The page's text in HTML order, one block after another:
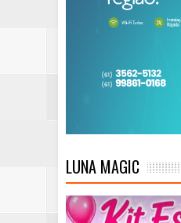
LUNA MAGIC